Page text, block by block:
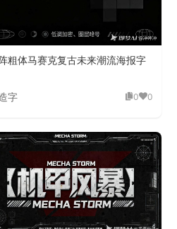
粗体马赛克复古未来潮流海报字
字 0 0